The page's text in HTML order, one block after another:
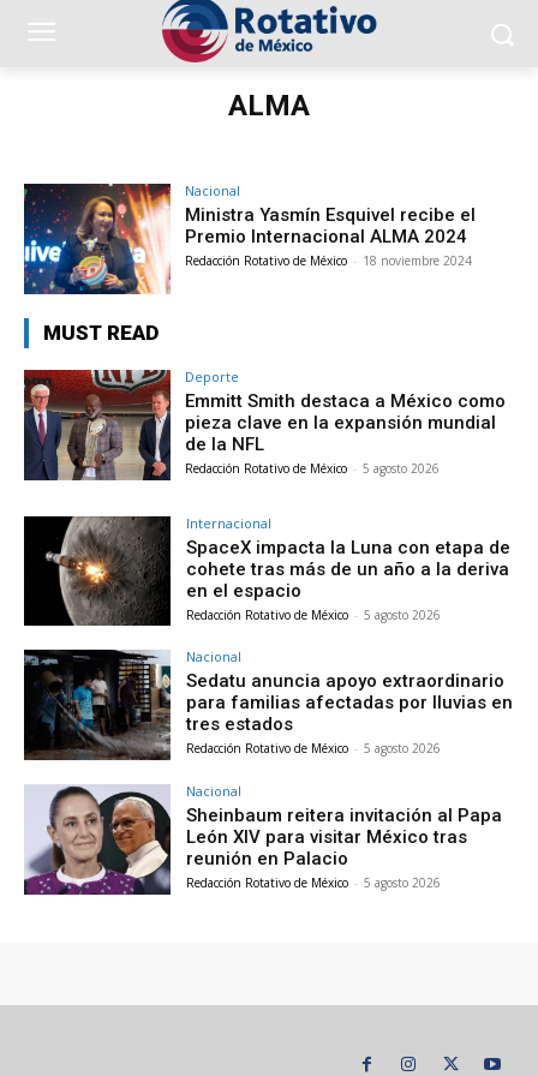
ALMA
Nacional
Ministra Yasmín Esquivel recibe el
Premio Internacional ALMA 2024
Redacción Rotativo de México - 18 noviembre 2024
MUST READ
Deporte
Emmitt Smith destaca a México como
pieza clave en la expansión mundial
de la NFL
Redacción Rotativo de México - 5 agosto 2026
Internacional
SpaceX impacta la Luna con etapa de
cohete tras más de un año a la deriva
en el espacio
Redacción Rotativo de México - 5 agosto 2026
Nacional
Sedatu anuncia apoyo extraordinario
para familias afectadas por lluvias en
tres estados
Redacción Rotativo de México - 5 agosto 2026
Nacional
Sheinbaum reitera invitación al Papa
León XIV para visitar México tras
reunión en Palacio
Redacción Rotativo de México - 5 agosto 2026